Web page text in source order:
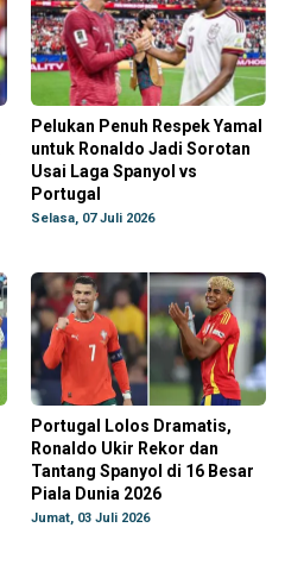
Pelukan Penuh Respek Yamal
untuk Ronaldo Jadi Sorotan
Usai Laga Spanyol vs
Portugal
Selasa, 07 Juli 2026
Portugal Lolos Dramatis,
Ronaldo Ukir Rekor dan
Tantang Spanyol di 16 Besar
Piala Dunia 2026
Jumat, 03 Juli 2026